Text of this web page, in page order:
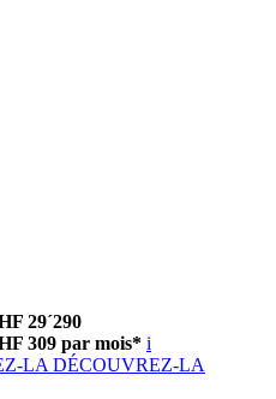
29´290
309 par mois* i
LA DÉCOUVREZ-LA